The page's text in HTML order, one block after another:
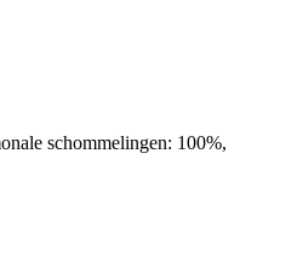
schommelingen: 100%,